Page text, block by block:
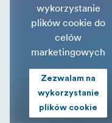
wykorzystanie
plików cookie do
celów
marketingowych
Zezwalam na
wykorzystanie
plików cookie